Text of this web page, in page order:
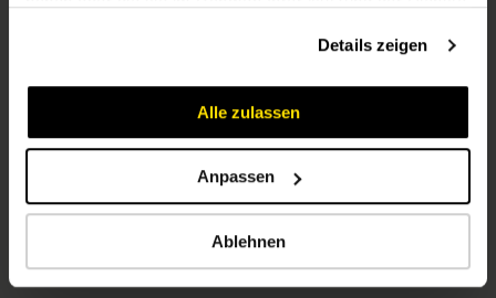
Details zeigen
Alle zulassen
Anpassen
Ablehnen
Service